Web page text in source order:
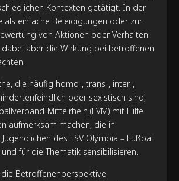
Kontexten getätigt. In der
als einfache Beleidigungen oder zur
von Aktionen oder Verhalten
aber die Wirkung bei betroffenen
die häufig homo-, trans-, inter-,
oder sexistisch sind,
Mittelrhein (FVM) mit Hilfe
aufmerksam machen, die in
des ESV Olympia – Fußball
für die Thematik sensibilisieren.
Betroffenenperspektive